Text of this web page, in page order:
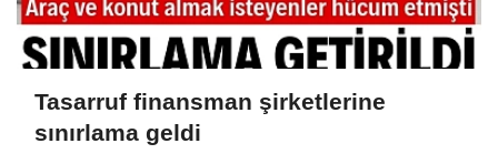
Tasarruf finansman şirketlerine
sınırlama geldi